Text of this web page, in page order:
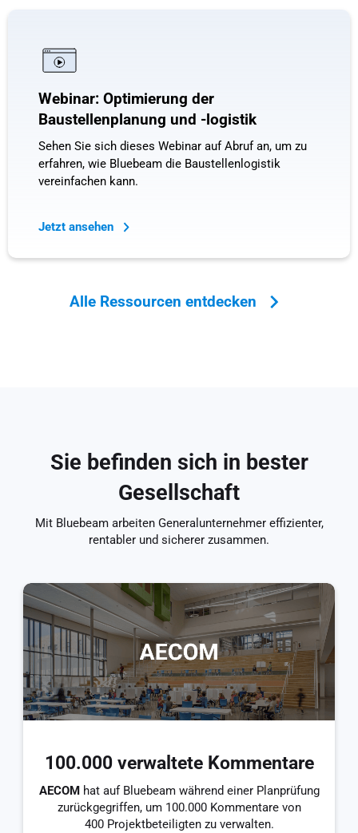
Webinar: Optimierung der
Baustellenplanung und -logistik
Sehen Sie sich dieses Webinar auf Abruf an, um zu
erfahren, wie Bluebeam die Baustellenlogistik
vereinfachen kann.
Jetzt ansehen
Alle Ressourcen entdecken
Sie befinden sich in bester
Gesellschaft
Mit Bluebeam arbeiten Generalunternehmer effizienter,
rentabler und sicherer zusammen.
100.000 verwaltete Kommentare
AECOMhat auf Bluebeam während einer Planprüfung
zurückgegriffen, um 100.000 Kommentare von
400 Projektbeteiligten zu verwalten.